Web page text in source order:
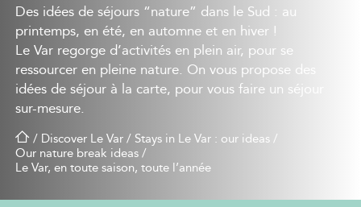
Des idées de séjours “nature” dans le Sud : au
printemps, en été, en automne et en hiver !
Le Var regorge d’activités en plein air, pour se
ressourcer en pleine nature. On vous propose des
idées de séjour à la carte, pour vous faire un séjour
sur-mesure.
/ Discover Le Var/ Stays in Le Var : our ideas/
Our nature break ideas/
Le Var, en toute saison, toute l’année